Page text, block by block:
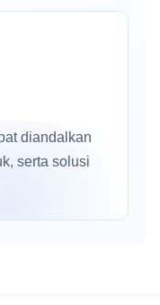
diandalkan
serta solusi